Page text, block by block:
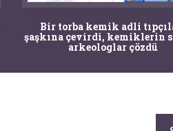
Bir torba kemik adli
şaşkına çevirdi, kemiklerin
arkeologlar çözdü